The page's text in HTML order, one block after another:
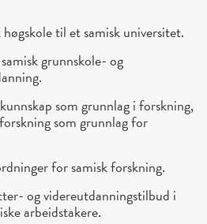
til et samisk universitet.
grunnskole- og
som grunnlag i forskning,
som grunnlag for
for samisk forskning.
og videreutdanningstilbud i
arbeidstakere.